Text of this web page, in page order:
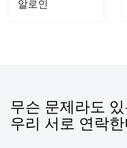
알로인
무슨 문제라도
우리 서로 연락